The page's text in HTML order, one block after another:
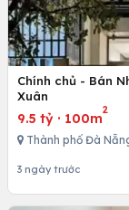
Chính chủ - Bán
Xuân
9.5 tỷ · 100m
2
Thành phố Đà
3 ngày trước